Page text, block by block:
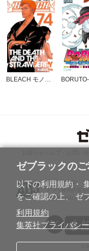
ゼブラックの
以下の利用規約・
をご確認の上、 ゼ
利用規約
集英社プライバシ
BLEACH モノクロ版
ABJマークは、こ
テンツ使用許諾を
番号第6091713号
©